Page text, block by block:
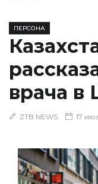
ПЕРСОНА
врача в
ZTB NEWS 17